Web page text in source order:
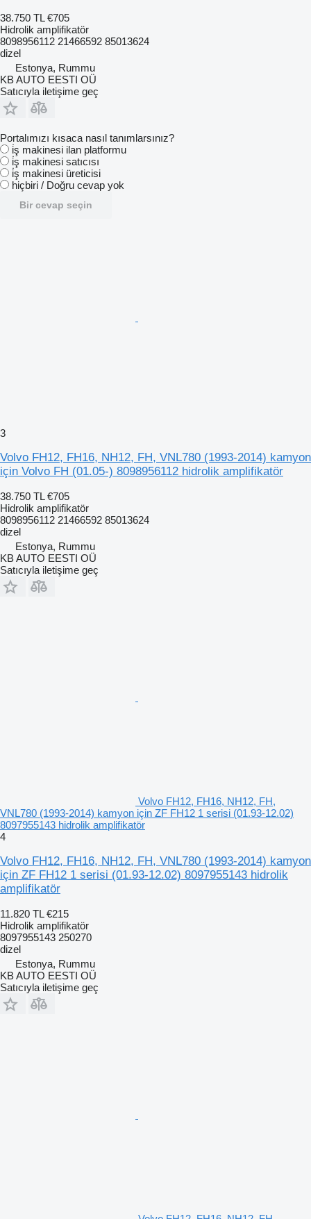
38.750 TL €705
Hidrolik amplifikatör
8098956112 21466592 85013624
dizel
Estonya, Rummu
KB AUTO EESTI OÜ
Satıcıyla iletişime geç
Portalımızı kısaca nasıl tanımlarsınız?
i̇ş makinesi ilan platformu
i̇ş makinesi satıcısı
i̇ş makinesi üreticisi
hiçbiri / Doğru cevap yok
Bir cevap seçin
3
Volvo FH12, FH16, NH12, FH, VNL780 (1993-2014) kamyon
için Volvo FH (01.05-) 8098956112 hidrolik amplifikatör
38.750 TL €705
Hidrolik amplifikatör
8098956112 21466592 85013624
dizel
Estonya, Rummu
KB AUTO EESTI OÜ
Satıcıyla iletişime geç
Volvo FH12, FH16, NH12, FH,
VNL780 (1993-2014) kamyon için ZF FH12 1 serisi (01.93-12.02)
8097955143 hidrolik amplifikatör
4
Volvo FH12, FH16, NH12, FH, VNL780 (1993-2014) kamyon
için ZF FH12 1 serisi (01.93-12.02) 8097955143 hidrolik
amplifikatör
11.820 TL €215
Hidrolik amplifikatör
8097955143 250270
dizel
Estonya, Rummu
KB AUTO EESTI OÜ
Satıcıyla iletişime geç